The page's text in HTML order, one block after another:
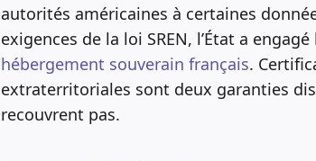
autorités américaines à certaines
exigences de la loi SREN, l’État a
hébergement souverain français.
extraterritoriales sont deux garanties
recouvrent pas.